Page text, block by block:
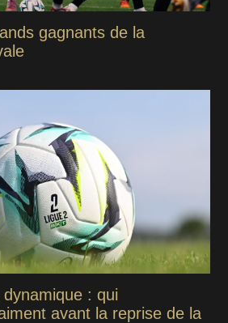
gagnants de la
: qui
avant la reprise de la